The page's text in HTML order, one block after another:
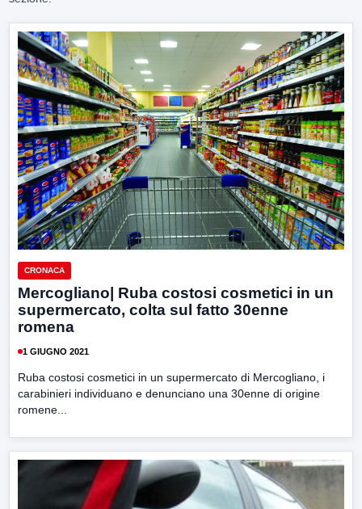
CRONACA
Mercogliano| Ruba costosi cosmetici in un
supermercato, colta sul fatto 30enne
romena
1 GIUGNO 2021
Ruba costosi cosmetici in un supermercato di Mercogliano, i
carabinieri individuano e denunciano una 30enne di origine
romene...